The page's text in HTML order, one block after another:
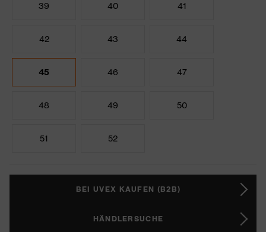
39 40 41
42 43 44
45 46 47
48 49 50
51 52
BEI UVEX KAUFEN (B2B)
HÄNDLERSUCHE